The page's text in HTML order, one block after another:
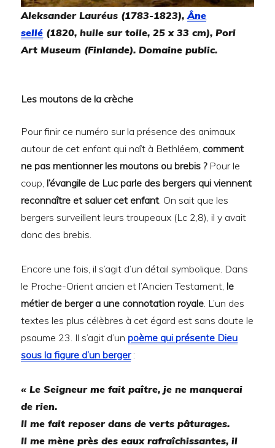
Aleksander Lauréus (1783-1823),Âne
sellé (1820, huile sur toile, 25 x 33 cm), Pori
Art Museum (Finlande). Domaine public.
Les moutons de la crèche
Pour finir ce numéro sur la présence des animaux
autour de cet enfant qui naît à Bethléem, comment
ne pas mentionner les moutons ou brebis ? Pour le
coup, l’évangile de Luc parle des bergers qui viennent
reconnaître et saluer cet enfant. On sait que les
bergers surveillent leurs troupeaux (Lc 2,8), il y avait
donc des brebis.
Encore une fois, il s’agit d’un détail symbolique. Dans
le Proche-Orient ancien et l’Ancien Testament, le
métier de berger a une connotation royale. L’un des
textes les plus célèbres à cet égard est sans doute le
psaume 23. Il s’agit d’unpoème qui présente Dieu
sous la figure d’un berger:
« Le Seigneur me fait paître, je ne manquerai
de rien.
Il me fait reposer dans de verts pâturages.
Il me mène près des eaux rafraîchissantes, il